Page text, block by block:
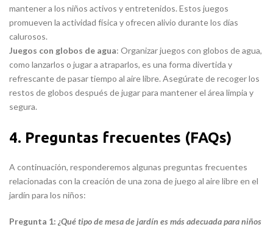
mantener a los niños activos y entretenidos. Estos juegos
promueven la actividad física y ofrecen alivio durante los días
calurosos.
Juegos con globos de agua: Organizar juegos con globos de agua,
como lanzarlos o jugar a atraparlos, es una forma divertida y
refrescante de pasar tiempo al aire libre. Asegúrate de recoger los
restos de globos después de jugar para mantener el área limpia y
segura.
4. Preguntas frecuentes (FAQs)
A continuación, responderemos algunas preguntas frecuentes
relacionadas con la creación de una zona de juego al aire libre en el
jardín para los niños:
Pregunta 1: ¿Qué tipo de mesa de jardín es más adecuada para niños